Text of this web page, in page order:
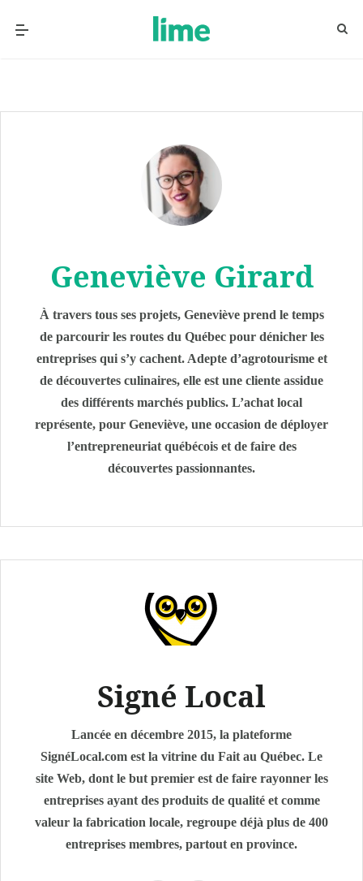
Geneviève Girard
À travers tous ses projets, Geneviève prend le temps
de parcourir les routes du Québec pour dénicher les
entreprises qui s’y cachent. Adepte d’agrotourisme et
de découvertes culinaires, elle est une cliente assidue
des différents marchés publics. L’achat local
représente, pour Geneviève, une occasion de déployer
l’entrepreneuriat québécois et de faire des
découvertes passionnantes.
Signé Local
Lancée en décembre 2015, la plateforme
SignéLocal.com est la vitrine du Fait au Québec. Le
site Web, dont le but premier est de faire rayonner les
entreprises ayant des produits de qualité et comme
valeur la fabrication locale, regroupe déjà plus de 400
entreprises membres, partout en province.